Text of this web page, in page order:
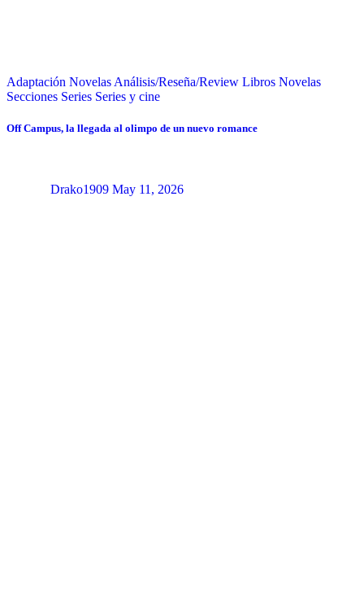
Adaptación Novelas Análisis/Reseña/Review Libros Novelas
Secciones Series Series y cine
Off Campus, la llegada al olimpo de un nuevo romance
Drako1909 May 11, 2026